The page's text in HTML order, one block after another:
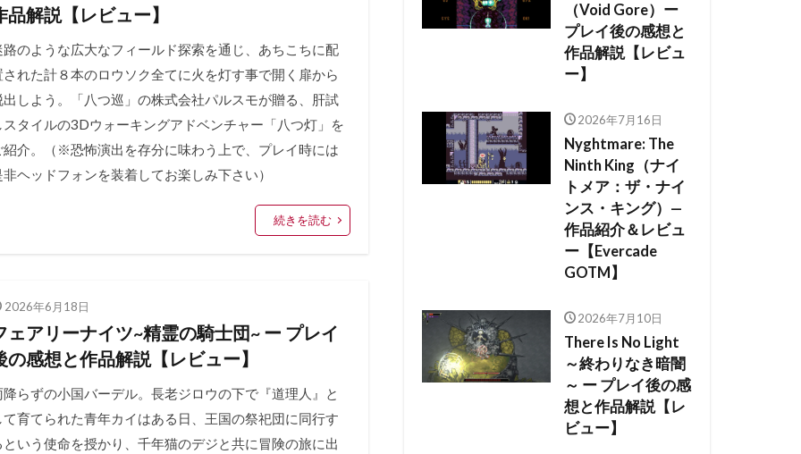
品解説【レビュー】
路のような広大なフィールド探索を通じ、あちこちに配
された計８本のロウソク全てに火を灯す事で開く扉から
出しよう。「八つ巡」の株式会社パルスモが贈る、肝試
スタイルの3Dウォーキングアドベンチャー「八つ灯」を
紹介。（※恐怖演出を存分に味わう上で、プレイ時には
非ヘッドフォンを装着してお楽しみ下さい）
続きを読む
2026年6月18日
ェアリーナイツ~精霊の騎士団~ ー プレイ
の感想と作品解説【レビュー】
降らずの小国バーデル。長老ジロウの下で『道理人』と
て育てられた青年カイはある日、王国の祭祀団に同行す
という使命を授かり、千年猫のデジと共に冒険の旅に出
（Void Gore）ー
プレイ後の感想と
作品解説【レビュ
ー】
2026年7月16日
Nyghtmare: The
Ninth King（ナイ
トメア：ザ・ナイ
ンス・キング）—
作品紹介＆レビュ
ー【Evercade
GOTM】
2026年7月10日
There Is No Light
～終わりなき暗闇
～ ー プレイ後の感
想と作品解説【レ
ビュー】